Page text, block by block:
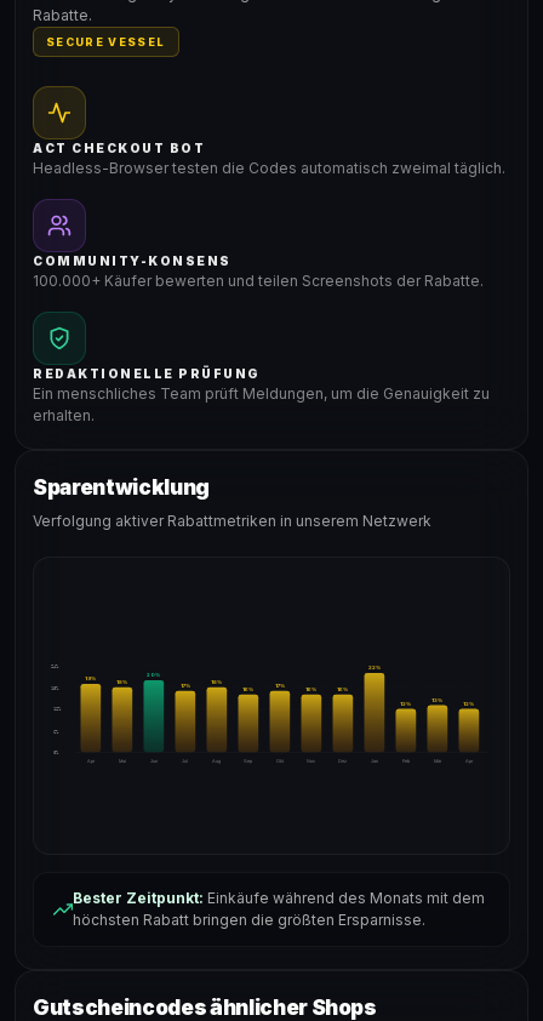
Rabatte.
SECURE VESSEL
ACT CHECKOUT BOT
Headless-Browser testen die Codes automatisch zweimal täglich.
COMMUNITY-KONSENS
100.000+ Käufer bewerten und teilen Screenshots der Rabatte.
REDAKTIONELLE PRÜFUNG
Ein menschliches Team prüft Meldungen, um die Genauigkeit zu
erhalten.
Sparentwicklung
Verfolgung aktiver Rabattmetriken in unserem Netzwerk
24%
18%
12%
6%
0%
Apr
19%
Mai
18%
Jun
20%
Jul
17%
Aug
18%
Sep
16%
Okt
17%
Nov
16%
Dez
16%
Jan
22%
Feb
12%
Mär
13%
Apr
12%
Bester Zeitpunkt: Einkäufe während des Monats mit dem
höchsten Rabatt bringen die größten Ersparnisse.
Gutscheincodes ähnlicher Shops